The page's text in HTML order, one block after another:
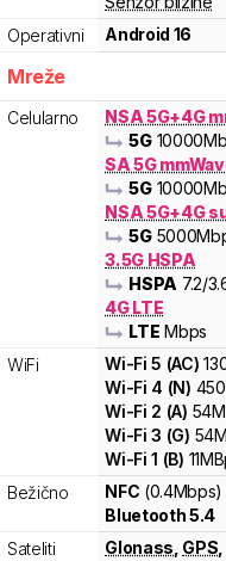
Operativni
Android 16
Mreže
Celularno
NSA 5G+4G
5G 10000
SA 5G
5G 10000
NSA 5G+4G
5G 5000
3.5G HSPA
HSPA 7.2/
4G LTE
LTE Mbps
WiFi
Wi-Fi5 (AC)
Wi-Fi 4 (N) 450
Wi-Fi 2 (A) 54
Wi-Fi3 (G) 54
Wi-Fi1 (B) 11
Bežično
NFC (0.4Mbps)
Bluetooth 5.4
Sateliti
Glonass GPS